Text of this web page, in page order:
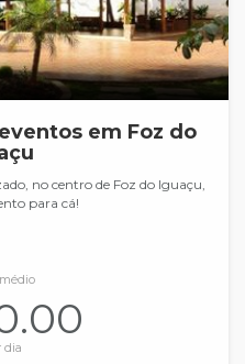
em Foz do
no centro de Foz do Iguaçu,
para cá!
dia